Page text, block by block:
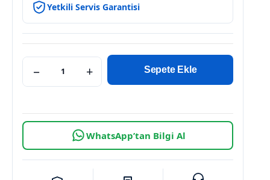
Yetkili Servis Garantisi
− + Sepete Ekle
WhatsApp’tan Bilgi Al